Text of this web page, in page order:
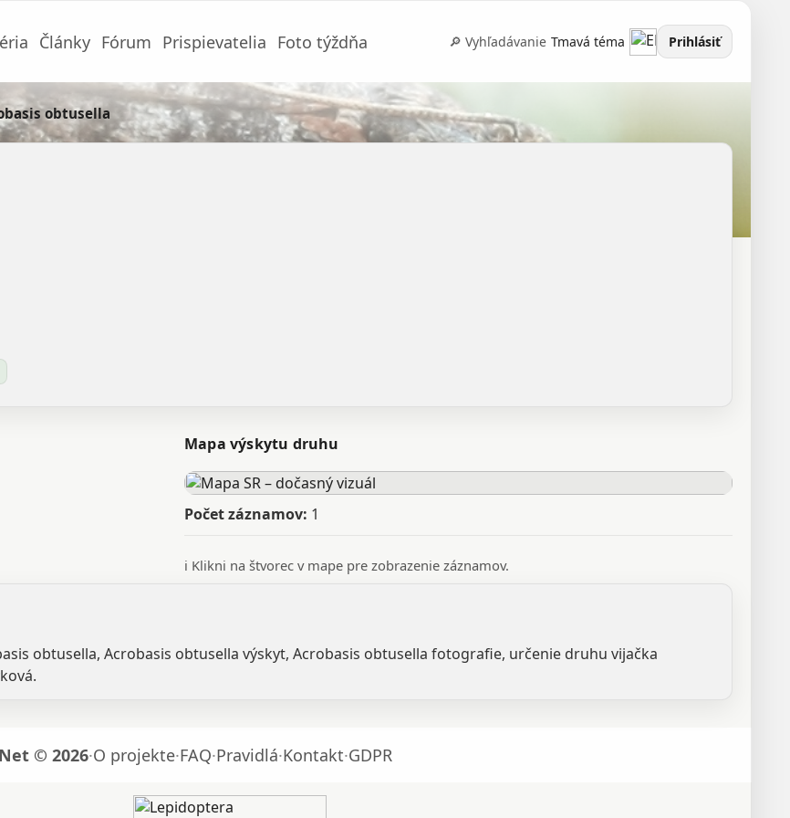
Články Fórum Prispievatelia Foto týždňa 🔎 Vyhľadávanie Tmavá téma Prihlásiť
obtusella
Mapa výskytu druhu
Počet záznamov: 1
ℹ️ Klikni na štvorec v mape pre zobrazenie záznamov.
obtusella, Acrobasis obtusella výskyt, Acrobasis obtusella fotografie, určenie druhu vijačka
© 2026·O projekte·FAQ·Pravidlá·Kontakt·GDPR